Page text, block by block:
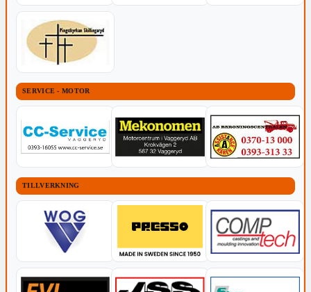
SERVICE - MOTOR
TILLVERKNING